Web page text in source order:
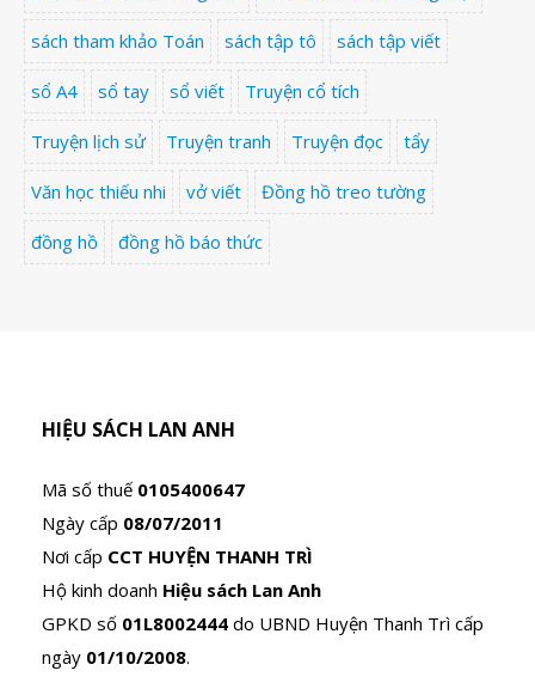
sách tham khảo Toán sách tập tô sách tập viết
sổ A4 sổ tay sổ viết Truyện cổ tích
Truyện lịch sử Truyện tranh Truyện đọc tẩy
Văn học thiếu nhi vở viết Đồng hồ treo tường
đồng hồ đồng hồ báo thức
HIỆU SÁCH LAN ANH
Mã số thuế 0105400647
Ngày cấp 08/07/2011
Nơi cấp CCT HUYỆN THANH TRÌ
Hộ kinh doanh Hiệu sách Lan Anh
GPKD số 01L8002444 do UBND Huyện Thanh Trì cấp
ngày 01/10/2008.